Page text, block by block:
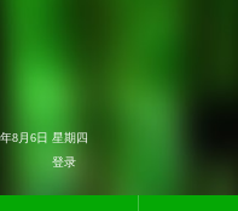
8月6日 星期四
登录